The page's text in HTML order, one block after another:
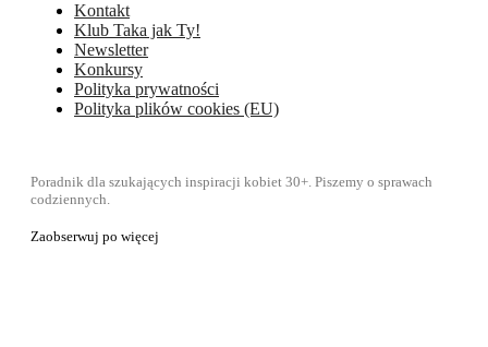
Kontakt
Klub Taka jak Ty!
Newsletter
Konkursy
Polityka prywatności
Polityka plików cookies (EU)
Poradnik dla szukających inspiracji kobiet 30+. Piszemy o sprawach
codziennych.
Zaobserwuj po więcej